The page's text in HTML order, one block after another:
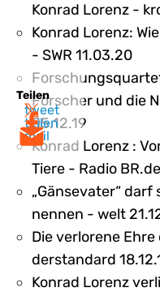
Teilen
tweet
teilen
mail
Konrad Lorenz -
Konrad Lorenz:
- SWR 11.03.20
Forscher und die
05.12.19
Konrad Lorenz :
Tiere - Radio
„Gänsevater“ darf
nennen - welt
Die verlorene
derstandard
Konrad Lorenz